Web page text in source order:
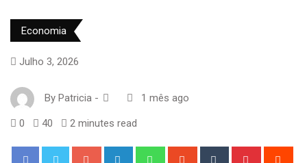
Economia
Julho 3, 2026
By Patricia - 1 mês ago
0 40 2 minutes read
Google+ LinkedIn WhatsappStumbleUpon
Tumblr Pinterest